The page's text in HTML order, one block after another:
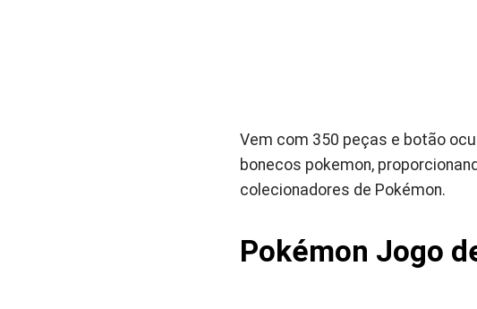
Vem com 350 peças e botão
bonecos pokemon,
colecionadores de Pokémon.
Pokémon Jogo